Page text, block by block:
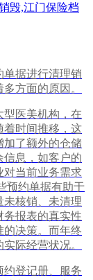
毁,江门保险档
单据进行清理销
方面的原因。
型医美机构，在
着时间推移，这
加了额外的仓储
信息，如客户的
对当前业务需求
预约单据有助于
未核销、未清理
务报表的真实性
的决策。而年终
际经营状况。
约登记册、服务